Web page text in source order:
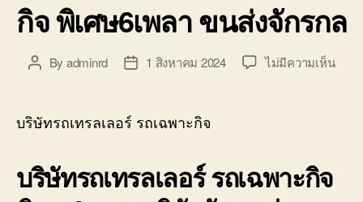
รถ
รับจ้าง
เขต
ติดต่อ
กิจ พิเศษ6เพลา ขนส่งจักรกล
PostBy adminrd
Post1 สิงหาคม 2024 ไม่มีความเห็นบน
บริษัทรถเทรลเลอร์ รถเฉพาะกิจ
บริษัทรถเทรลเลอร์ รถเฉพาะกิจ